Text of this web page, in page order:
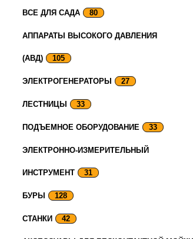
ВСЕ ДЛЯ САДА 80
АППАРАТЫ ВЫСОКОГО ДАВЛЕНИЯ
(АВД) 105
ЭЛЕКТРОГЕНЕРАТОРЫ 27
ЛЕСТНИЦЫ 33
ПОДЪЕМНОЕ ОБОРУДОВАНИЕ 33
ЭЛЕКТРОННО-ИЗМЕРИТЕЛЬНЫЙ
ИНСТРУМЕНТ 31
БУРЫ 128
СТАНКИ 42